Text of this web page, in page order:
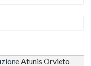
Atunis Orvieto